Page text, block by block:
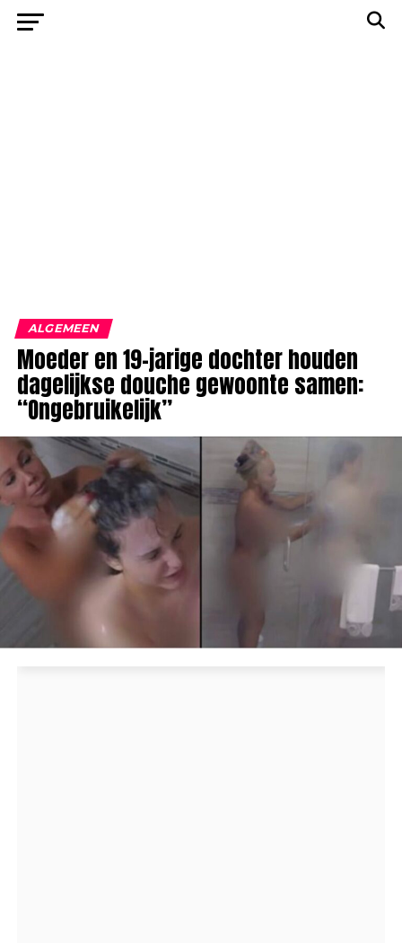
ALGEMEEN
Moeder en 19-jarige dochter houden
dagelijkse douche gewoonte samen:
“Ongebruikelijk”